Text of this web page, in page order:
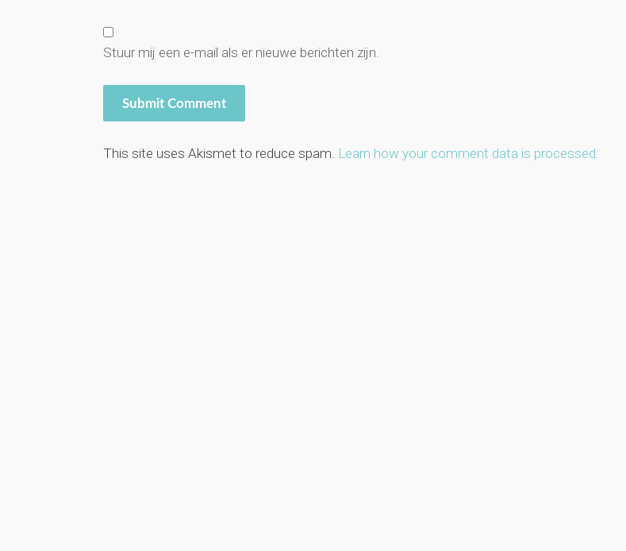
Stuur mij een e-mail als er nieuwe berichten zijn.
This site uses Akismet to reduce spam. Learn how your comment data is processed.